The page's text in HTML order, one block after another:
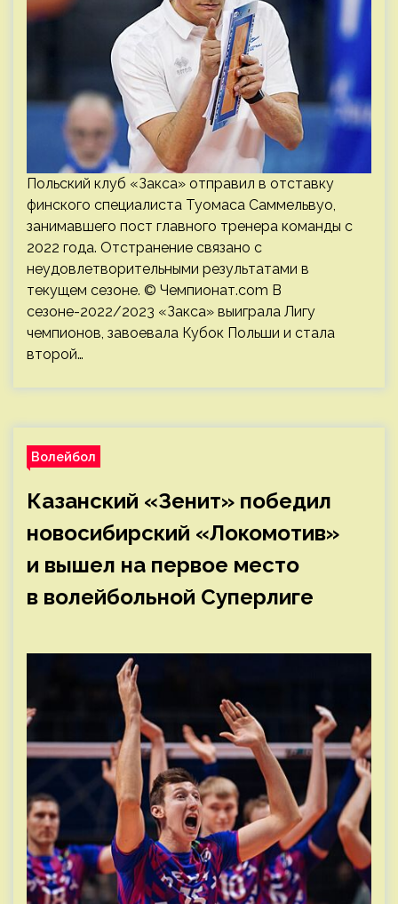
Польский клуб «Закса» отправил в отставку
финского специалиста Туомаса Саммельвуо,
занимавшего пост главного тренера команды с
2022 года. Отстранение связано с
неудовлетворительными результатами в
текущем сезоне. © Чемпионат.com В
сезоне-2022/2023 «Закса» выиграла Лигу
чемпионов, завоевала Кубок Польши и стала
второй…
Волейбол
Казанский «Зенит» победил
новосибирский «Локомотив»
и вышел на первое место
в волейбольной Суперлиге